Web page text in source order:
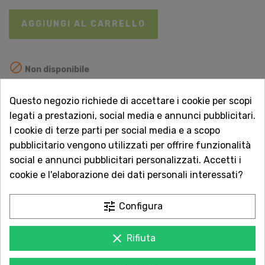
AGGIUNGI AL CARRELLO
 Non disponibile
Vuoi essere avvisato quando torna disponibile?
Inserisci la tua email.
AVVISAMI QUANDO DISPONIBILE
Acquista in totale sicurezza
Dal 1957 a Catania. Clicca e leggi le oltre
Questo negozio richiede di accettare i cookie per scopi
legati a prestazioni, social media e annunci pubblicitari.
I cookie di terze parti per social media e a scopo
pubblicitario vengono utilizzati per offrire funzionalità
social e annunci pubblicitari personalizzati. Accetti i
cookie e l'elaborazione dei dati personali interessati?
tune Configura
clear Rifiuta